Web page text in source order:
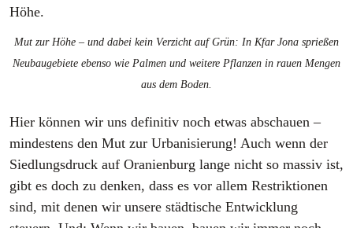
Höhe.
Mut zur Höhe – und dabei kein Verzicht auf Grün: In Kfar Jona sprießen
Neubaugebiete ebenso wie Palmen und weitere Pflanzen in rauen Mengen
aus dem Boden.
Hier können wir uns definitiv noch etwas abschauen –
mindestens den Mut zur Urbanisierung! Auch wenn der
Siedlungsdruck auf Oranienburg lange nicht so massiv ist,
gibt es doch zu denken, dass es vor allem Restriktionen
sind, mit denen wir unsere städtische Entwicklung